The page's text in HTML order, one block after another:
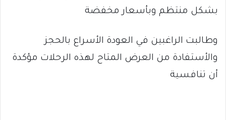
بشكل منتظم وبأسعار مخفضة
وطالبت الراغبين في العودة الأسراع بالحجز
والأستفادة من العرض المتاح لهذه الرحلات مؤكدة
أن تنافسية